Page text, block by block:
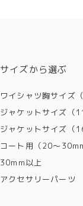
サイズから選ぶ
ワイシャツ胸サイズ
ジャケットサイズ（
ジャケットサイズ（
コート用（20〜
30mm以上
アクセサリーパーツ